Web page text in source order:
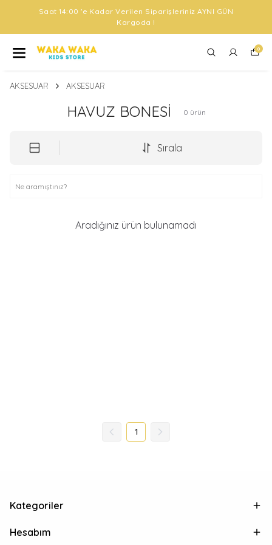
Saat 14:00 'e Kadar Verilen Siparişleriniz AYNI GÜN
Kargoda !
0
AKSESUAR AKSESUAR
HAVUZ BONESİ 0 ürün
Sırala
Aradığınız ürün bulunamadı
1
Kategoriler
Hesabım